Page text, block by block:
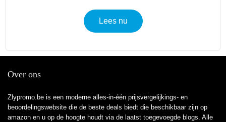
Lees nu
Over ons
Zlypromo.be is een moderne alles-in-één prijsvergelijkings- en
beoordelingswebsite die de beste deals biedt die beschikbaar zijn op
amazon en u op de hoogte houdt via de laatst toegevoegde blogs. Alle